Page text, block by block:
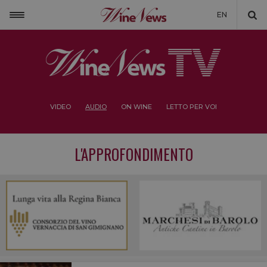
EN
VIDEO AUDIO ON WINE LETTO PER VOI
L'APPROFONDIMENTO